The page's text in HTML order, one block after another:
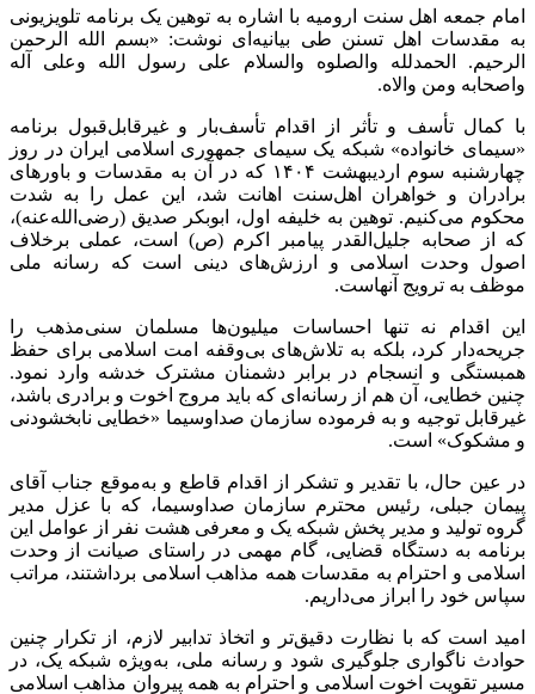
امام جمعه اهل سنت ارومیه با اشاره به توهین یک برنامه تلویزیونی
به مقدسات اهل تسنن طی بیانیه‌ای نوشت: «بسم الله الرحمن
الرحیم. الحمدلله والصلوه والسلام علی رسول الله وعلی آله
واصحابه ومن والاه.
با کمال تأسف و تأثر از اقدام تأسف‌بار و غیرقابل‌قبول برنامه
«سیمای خانواده» شبکه یک سیمای جمهوری اسلامی ایران در روز
چهارشنبه سوم اردیبهشت ۱۴۰۴ که در آن به مقدسات و باور‌های
برادران و خواهران اهل‌سنت اهانت شد، این عمل را به شدت
محکوم می‌کنیم. توهین به خلیفه اول، ابوبکر صدیق (رضی‌الله‌عنه)،
که از صحابه جلیل‌القدر پیامبر اکرم (ص) است، عملی برخلاف
اصول وحدت اسلامی و ارزش‌های دینی است که رسانه ملی
موظف به ترویج آنهاست.
این اقدام نه تنها احساسات میلیون‌ها مسلمان سنی‌مذهب را
جریحه‌دار کرد، بلکه به تلاش‌های بی‌وقفه امت اسلامی برای حفظ
همبستگی و انسجام در برابر دشمنان مشترک خدشه وارد نمود.
چنین خطایی، آن هم از رسانه‌ای که باید مروج اخوت و برادری باشد،
غیرقابل توجیه و به فرموده سازمان صداوسیما «خطایی نابخشودنی
و مشکوک» است.
در عین حال، با تقدیر و تشکر از اقدام قاطع و به‌موقع جناب آقای
پیمان جبلی، رئیس محترم سازمان صداوسیما، که با عزل مدیر
گروه تولید و مدیر پخش شبکه یک و معرفی هشت نفر از عوامل این
برنامه به دستگاه قضایی، گام مهمی در راستای صیانت از وحدت
اسلامی و احترام به مقدسات همه مذاهب اسلامی برداشتند، مراتب
سپاس خود را ابراز می‌داریم.
امید است که با نظارت دقیق‌تر و اتخاذ تدابیر لازم، از تکرار چنین
حوادث ناگواری جلوگیری شود و رسانه ملی، به‌ویژه شبکه یک، در
مسیر تقویت اخوت اسلامی و احترام به همه پیروان مذاهب اسلامی